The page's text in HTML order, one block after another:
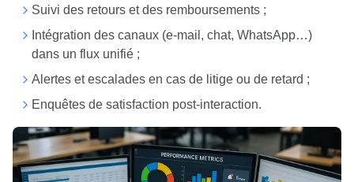
Suivi des retours et des remboursements ;
Intégration des canaux (e-mail, chat, WhatsApp…)
dans un flux unifié ;
Alertes et escalades en cas de litige ou de retard ;
Enquêtes de satisfaction post-interaction.